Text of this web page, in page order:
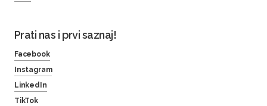
Prati nas i prvi saznaj!
Facebook
Instagram
LinkedIn
TikTok